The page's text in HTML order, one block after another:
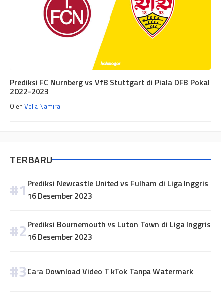
Prediksi FC Nurnberg vs VfB Stuttgart di Piala DFB Pokal
2022-2023
Oleh Velia Namira
TERBARU
Prediksi Newcastle United vs Fulham di Liga Inggris
16 Desember 2023
Prediksi Bournemouth vs Luton Town di Liga Inggris
16 Desember 2023
Cara Download Video TikTok Tanpa Watermark